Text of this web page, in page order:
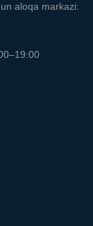
aloqa markazi: